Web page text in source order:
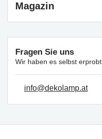
Magazin
Fragen Sie uns
Wir haben es selbst erprobt
info@dekolamp.at